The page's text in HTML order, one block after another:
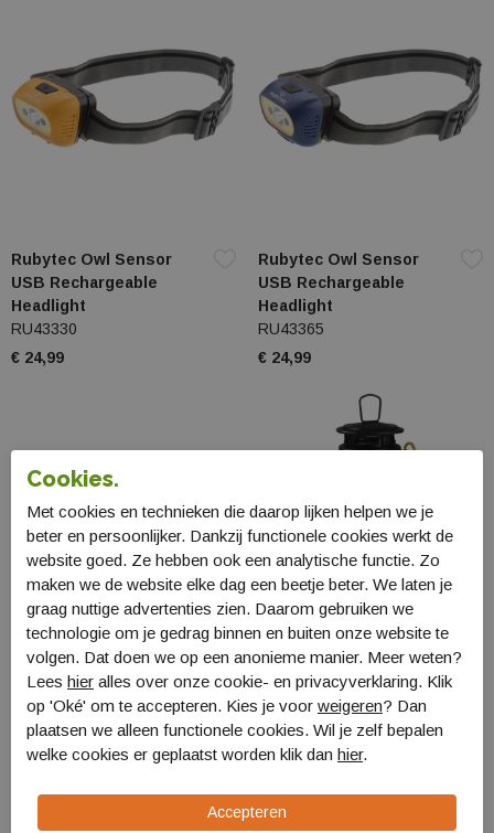
Rubytec Owl Sensor
USB Rechargeable
Headlight
RU43330
€ 24,99
Rubytec Owl Sensor
USB Rechargeable
Headlight
RU43365
€ 24,99
Nebo Davinci 2000
oplaadbare zaklamp
NEB-FLT-0020-G
Bo-Camp IND
Stormlantaarn Hoyt LED
5818849
€ 24,99
Cookies.
Met cookies en technieken die daarop lijken helpen we je
beter en persoonlijker. Dankzij functionele cookies werkt de
website goed. Ze hebben ook een analytische functie. Zo
maken we de website elke dag een beetje beter. We laten je
graag nuttige advertenties zien. Daarom gebruiken we
technologie om je gedrag binnen en buiten onze website te
volgen. Dat doen we op een anonieme manier. Meer weten?
Lees hier alles over onze cookie- en privacyverklaring. Klik
op 'Oké' om te accepteren. Kies je voor weigeren? Dan
plaatsen we alleen functionele cookies. Wil je zelf bepalen
welke cookies er geplaatst worden klik dan hier.